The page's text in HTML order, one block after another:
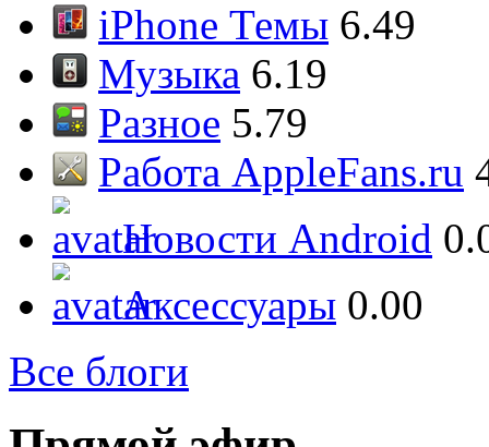
iPhone Темы 6.49
Музыка 6.19
Разное 5.79
Работа AppleFans.ru
Новости Android
Аксессуары 0.00
Все блоги